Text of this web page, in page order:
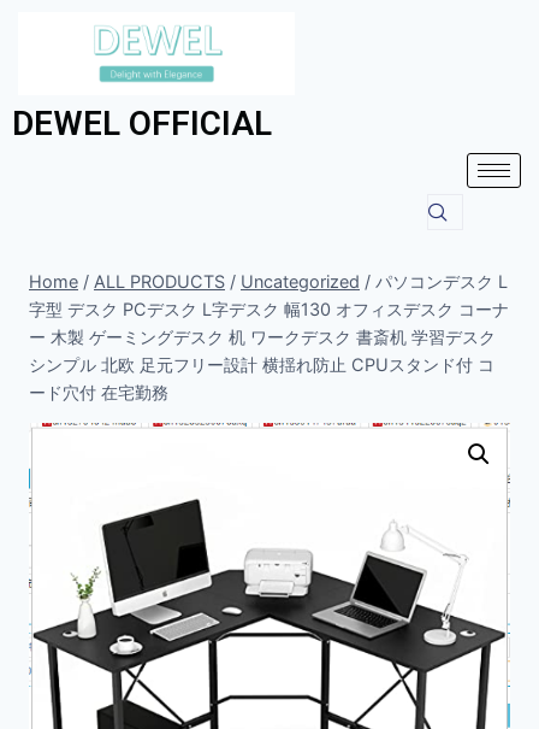
DEWEL OFFICIAL
Home / ALL PRODUCTS / Uncategorized / パソコンデスク L
字型 デスク PCデスク L字デスク 幅130 オフィスデスク コーナ
ー 木製 ゲーミングデスク 机 ワークデスク 書斎机 学習デスク
シンプル 北欧 足元フリー設計 横揺れ防止 CPUスタンド付 コ
ード穴付 在宅勤務